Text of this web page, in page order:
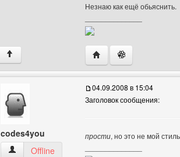
Незнаю как ещё обьяснить.
↑ Посетить сайт
codes4you
codes4you Посмотреть профиль
Offline
04.09.2008 в 15:04
Заголовок сообщения:
прости, но это не мой